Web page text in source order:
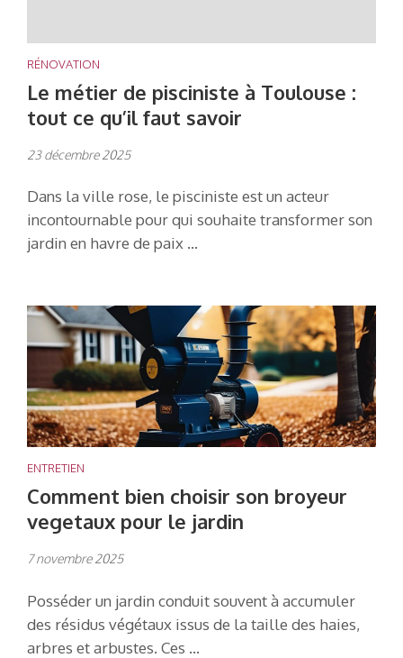
RÉNOVATION
Le métier de pisciniste à Toulouse :
tout ce qu’il faut savoir
23 décembre 2025
Dans la ville rose, le pisciniste est un acteur
incontournable pour qui souhaite transformer son
jardin en havre de paix …
ENTRETIEN
Comment bien choisir son broyeur
vegetaux pour le jardin
7 novembre 2025
Posséder un jardin conduit souvent à accumuler
des résidus végétaux issus de la taille des haies,
arbres et arbustes. Ces …